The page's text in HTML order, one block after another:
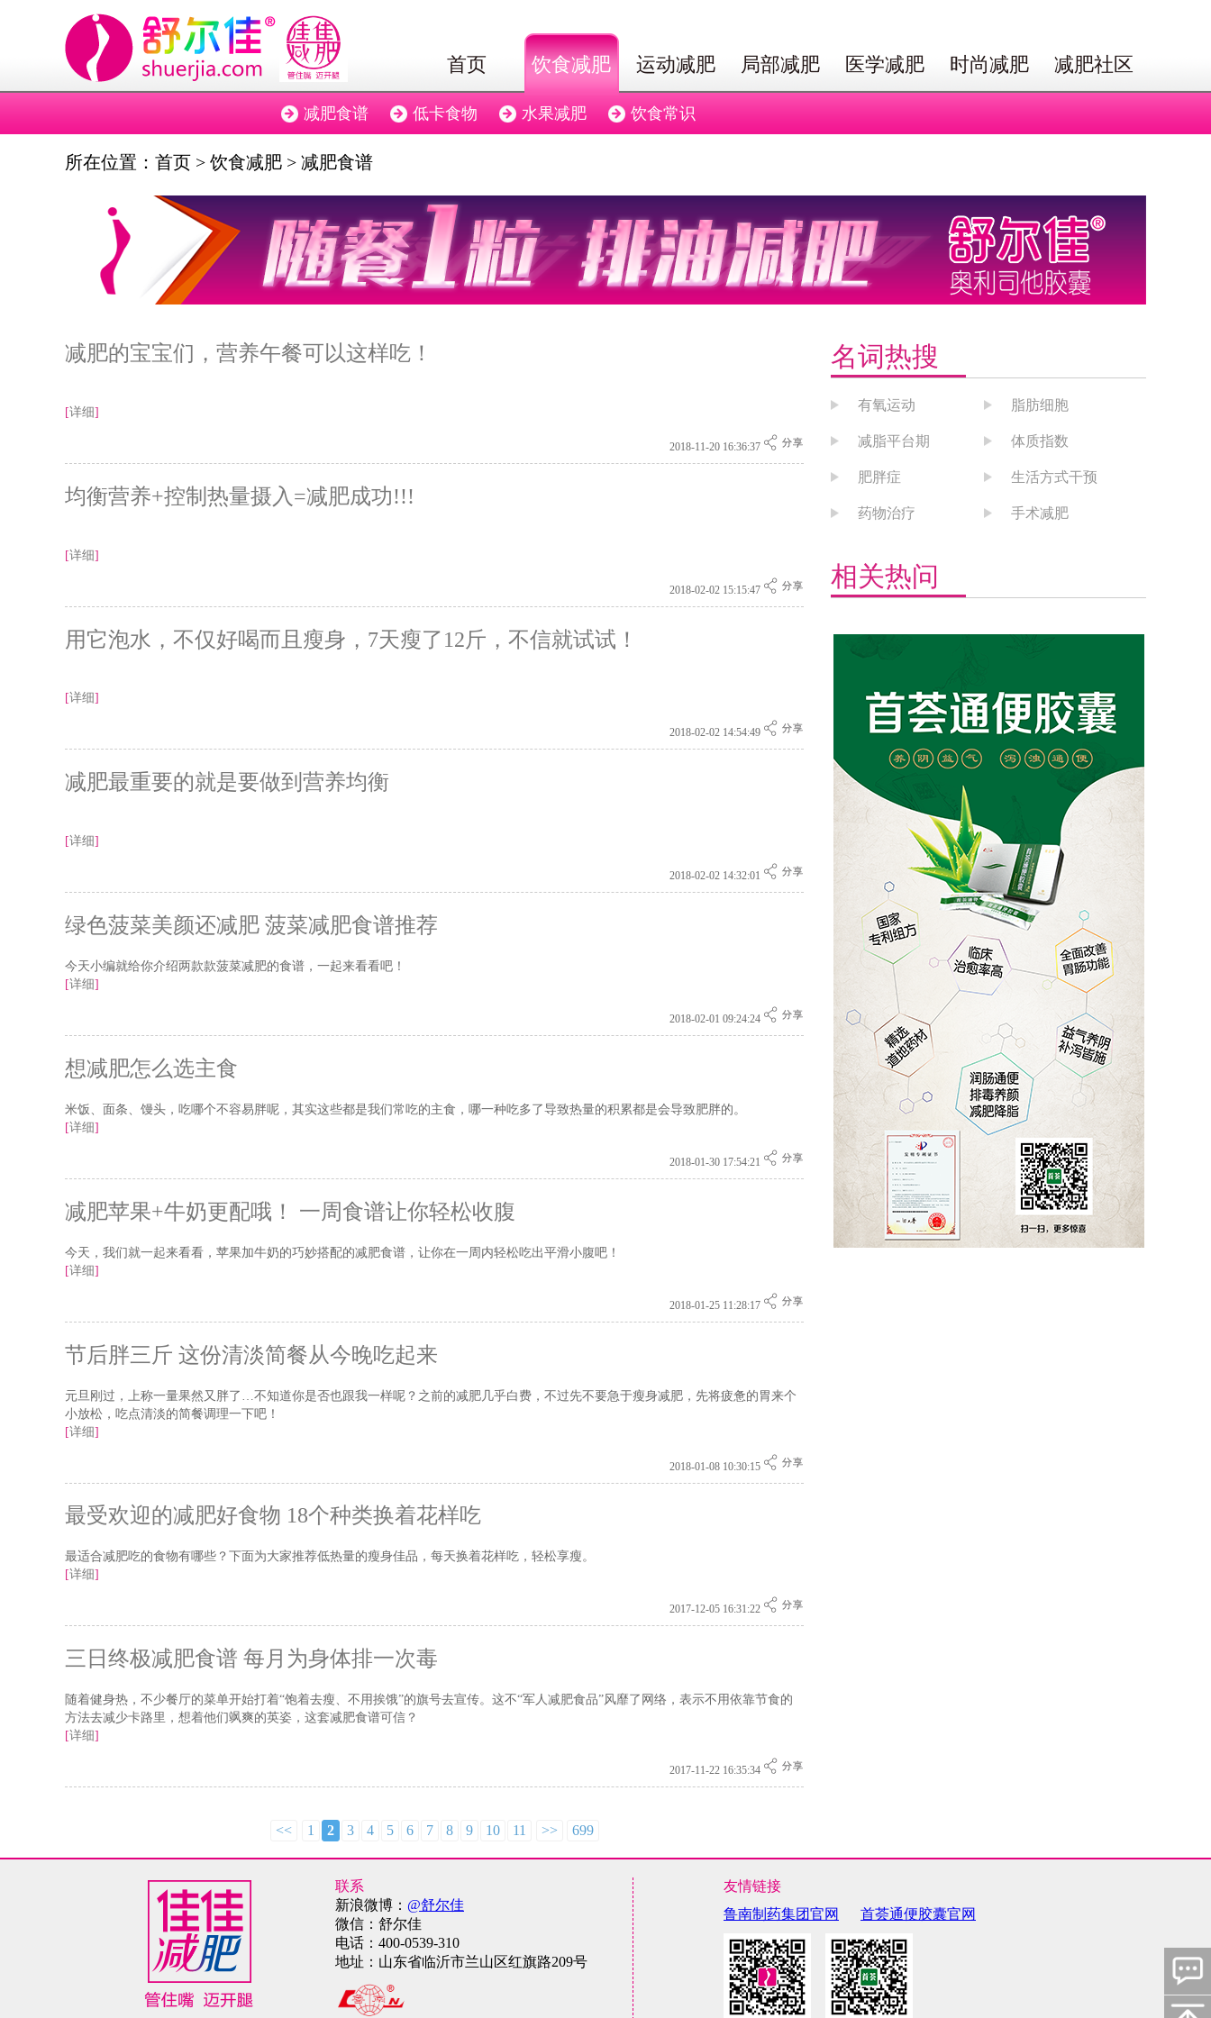
首页 饮食减肥
减肥食谱 低卡食物 水果减肥 饮食常识
运动减肥 局部减肥 医学减肥 时尚减肥 减肥社区
所在位置： 首页 > 饮食减肥 > 减肥食谱
减肥的宝宝们，营养午餐可以这样吃！
[详细]
2018-11-20 16:36:37
均衡营养+控制热量摄入=减肥成功!!!
[详细]
2018-02-02 15:15:47
用它泡水，不仅好喝而且瘦身，7天瘦了12斤，不信就试试！
[详细]
2018-02-02 14:54:49
减肥最重要的就是要做到营养均衡
[详细]
2018-02-02 14:32:01
绿色菠菜美颜还减肥 菠菜减肥食谱推荐
今天小编就给你介绍两款款菠菜减肥的食谱，一起来看看吧！
[详细]
2018-02-01 09:24:24
想减肥怎么选主食
米饭、面条、馒头，吃哪个不容易胖呢，其实这些都是我们常吃的主食，哪一种吃多了导致热量的积累都是会导致肥胖的。
[详细]
2018-01-30 17:54:21
减肥苹果+牛奶更配哦！ 一周食谱让你轻松收腹
今天，我们就一起来看看，苹果加牛奶的巧妙搭配的减肥食谱，让你在一周内轻松吃出平滑小腹吧！
[详细]
2018-01-25 11:28:17
节后胖三斤 这份清淡简餐从今晚吃起来
元旦刚过，上称一量果然又胖了…不知道你是否也跟我一样呢？之前的减肥几乎白费，不过先不要急于瘦身减肥，先将疲惫的胃来个
小放松，吃点清淡的简餐调理一下吧！
[详细]
2018-01-08 10:30:15
最受欢迎的减肥好食物 18个种类换着花样吃
最适合减肥吃的食物有哪些？下面为大家推荐低热量的瘦身佳品，每天换着花样吃，轻松享瘦。
[详细]
2017-12-05 16:31:22
三日终极减肥食谱 每月为身体排一次毒
随着健身热，不少餐厅的菜单开始打着“饱着去瘦、不用挨饿”的旗号去宣传。这不“军人减肥食品”风靡了网络，表示不用依靠节食的
方法去减少卡路里，想着他们飒爽的英姿，这套减肥食谱可信？
[详细]
2017-11-22 16:35:34
<< 1 2 3 4 5 6 7 8 9 10 11 >> 699
名词热搜
有氧运动 脂肪细胞
减脂平台期 体质指数
肥胖症 生活方式干预
药物治疗 手术减肥
相关热问
联系
新浪微博： @舒尔佳
微信：舒尔佳
电话： 400-0539-310
地址： 山东省临沂市兰山区红旗路209号
友情链接
鲁南制药集团官网
首荟通便胶囊官网